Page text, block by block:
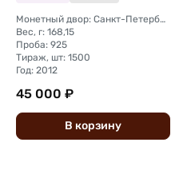
Монетный двор: Санкт-Петербургский (СПМД)
Вес, г: 168,15
Проба: 925
Тираж, шт: 1500
Год: 2012
45 000 ₽
В корзину